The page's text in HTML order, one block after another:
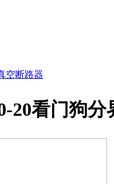
空断路器
20看门狗